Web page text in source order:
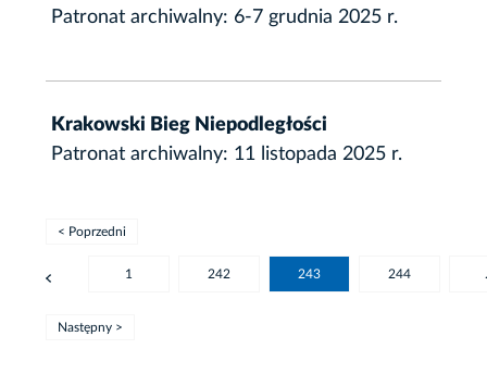
Patronat archiwalny: 6-7 grudnia 2025 r.
Krakowski Bieg Niepodległości
Patronat archiwalny: 11 listopada 2025 r.
< Poprzedni
1 242 243 244
Następny >